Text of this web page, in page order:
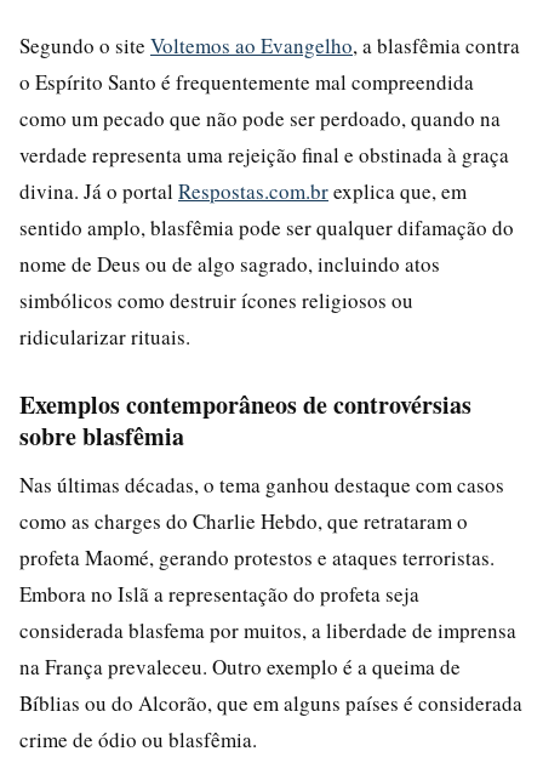
Segundo o site Voltemos ao Evangelho, a blasfêmia contra
o Espírito Santo é frequentemente mal compreendida
como um pecado que não pode ser perdoado, quando na
verdade representa uma rejeição final e obstinada à graça
divina. Já o portal Respostas.com.brexplica que, em
sentido amplo, blasfêmia pode ser qualquer difamação do
nome de Deus ou de algo sagrado, incluindo atos
simbólicos como destruir ícones religiosos ou
ridicularizar rituais.
Exemplos contemporâneos de controvérsias
sobre blasfêmia
Nas últimas décadas, o tema ganhou destaque com casos
como as charges do Charlie Hebdo, que retrataram o
profeta Maomé, gerando protestos e ataques terroristas.
Embora no Islã a representação do profeta seja
considerada blasfema por muitos, a liberdade de imprensa
na França prevaleceu. Outro exemplo é a queima de
Bíblias ou do Alcorão, que em alguns países é considerada
crime de ódio ou blasfêmia.